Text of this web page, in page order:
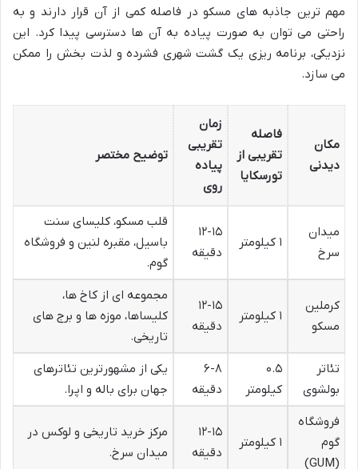
مهم ترین جاذبه های مسکو در فاصله کمی از آن قرار دارند و به
راحتی می توان به صورت پیاده به آن ها دسترسی پیدا کرد. این
نزدیکی، برنامه ریزی یک گشت شهری فشرده و لذت بخش را ممکن
می سازد.
مکان
دیدنی
فاصله
تقریبی از
تورسکایا
زمان
تقریبی
پیاده
روی
توضیح مختصر
میدان
سرخ
۱ کیلومتر
۱۲-۱۵
دقیقه
قلب مسکو، کلیسای سنت
باسیل، مقبره لنین و فروشگاه
گوم.
کرملین
مسکو
۱ کیلومتر
۱۲-۱۵
دقیقه
مجموعه ای از کاخ ها،
کلیساها، موزه ها و برج های
تاریخی.
تئاتر
بولشوی
۰.۵
کیلومتر
۶-۸
دقیقه
یکی از مشهورترین تئاترهای
جهان برای باله و اپرا.
فروشگاه
گوم
(GUM)
۱ کیلومتر
۱۲-۱۵
دقیقه
مرکز خرید تاریخی و لوکس در
میدان سرخ.